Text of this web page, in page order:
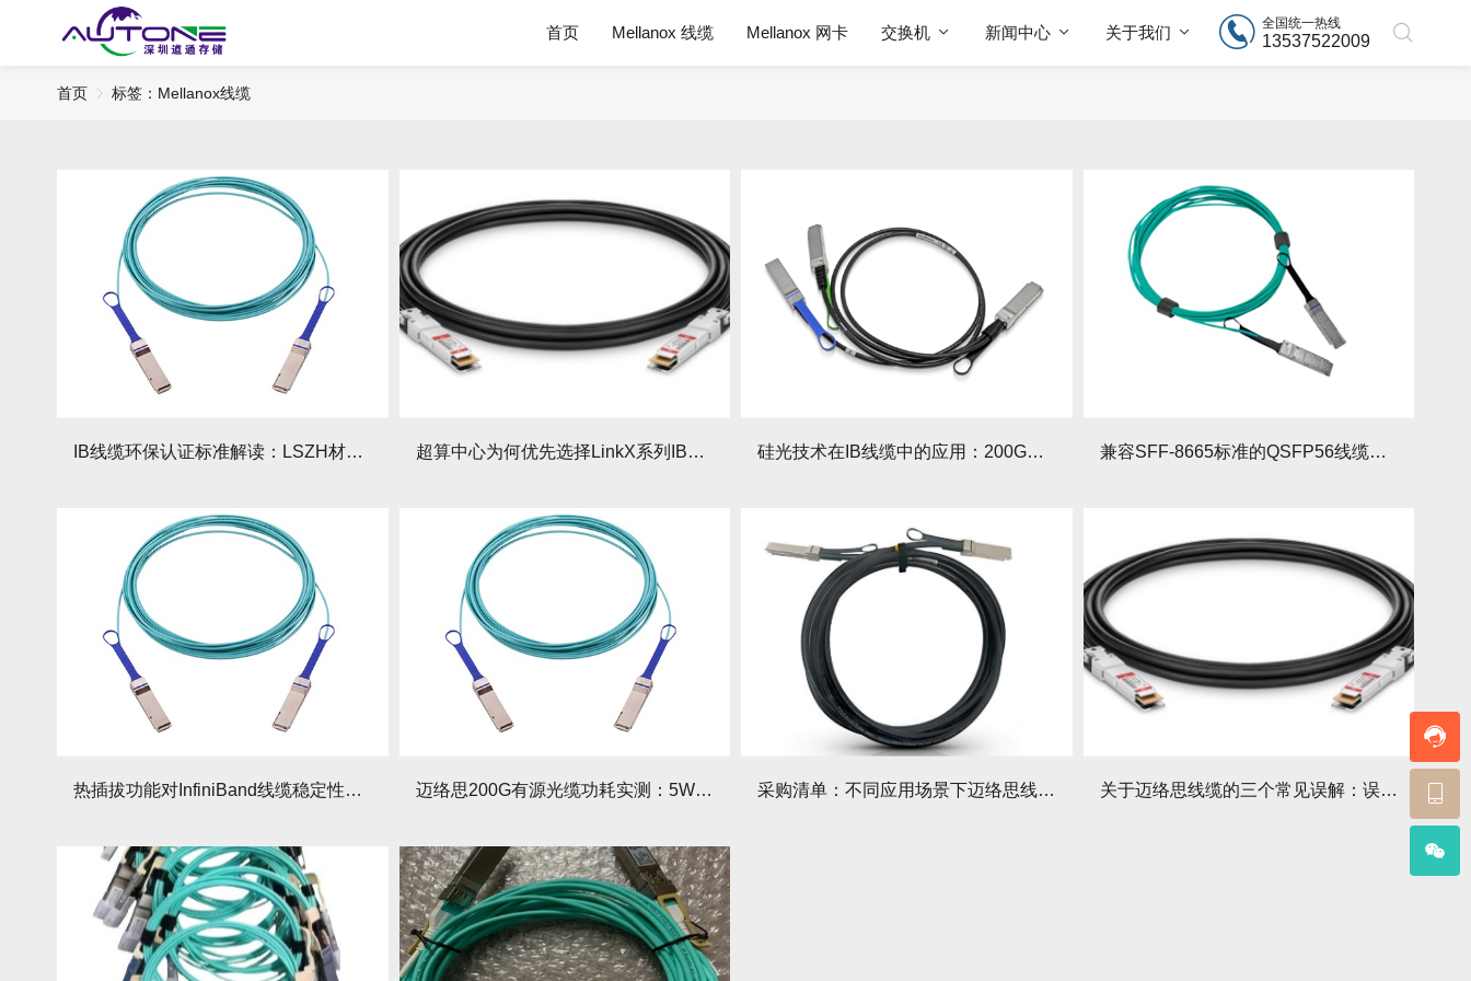
首页 Mellanox 线缆 Mellanox 网卡 交换机 新闻中心 关于我们
全国统一热线
13537522009
首页 标签：Mellanox线缆
IB线缆环保认证标准解读：LSZH材质安全价值有哪些？ 超算中心为何优先选择LinkX系列IB线缆？实测数据有哪些优势？ 硅光技术在IB线缆中的应用：200G传输有哪些技术突破？硅光IB线缆未来发展面临哪些挑战？ 兼容SFF-8665标准的QSFP56线缆有哪些隐蔽参数？如何检测这些隐蔽参数？
热插拔功能对InfiniBand线缆稳定性影响几何？如何确保热插拔时线缆稳定？ 迈络思200G有源光缆功耗实测：5W能耗下的性能表现 采购清单：不同应用场景下迈络思线缆的推荐型号 关于迈络思线缆的三个常见误解：误解内容是什么？